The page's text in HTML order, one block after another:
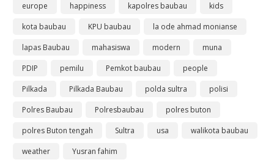
europe
happiness kapolres baubau
kids
kota baubau
KPU baubau
la ode ahmad monianse
lapas Baubau
mahasiswa modern
muna
PDIP
pemilu Pemkot baubau
people
Pilkada
Pilkada Baubau polda sultra
polisi
Polres Baubau
Polresbaubau
polres buton
polres Buton tengah
Sultra usa
walikota baubau
weather
Yusran fahim